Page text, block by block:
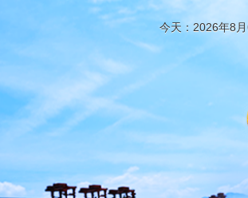
今天：2026年8